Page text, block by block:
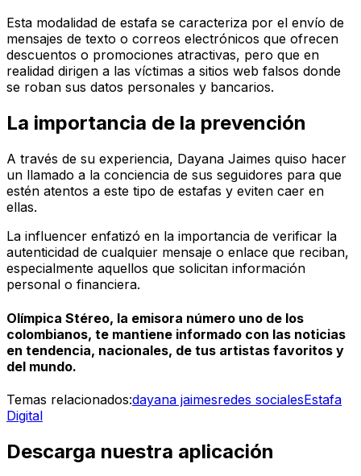
Esta modalidad de estafa se caracteriza por el envío de
mensajes de texto o correos electrónicos que ofrecen
descuentos o promociones atractivas, pero que en
realidad dirigen a las víctimas a sitios web falsos donde
se roban sus datos personales y bancarios.
La importancia de la prevención
A través de su experiencia, Dayana Jaimes quiso hacer
un llamado a la conciencia de sus seguidores para que
estén atentos a este tipo de estafas y eviten caer en
ellas.
La influencer enfatizó en la importancia de verificar la
autenticidad de cualquier mensaje o enlace que reciban,
especialmente aquellos que solicitan información
personal o financiera.
Olímpica Stéreo, la emisora número uno de los
colombianos, te mantiene informado con las noticias
en tendencia, nacionales, de tus artistas favoritos y
del mundo.
Temas relacionados:dayana jaimesredes socialesEstafa
Digital
Descarga nuestra aplicación